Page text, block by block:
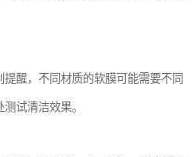
醒，不同材质的软膜可能需要不同
试清洁效果。